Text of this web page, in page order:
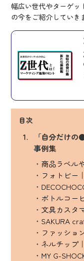
幅広い世代やターゲッ
の今をご紹介していき
目次
「自分だけ
事例集
商品ラベル
フォトビー
ボトルコー
文具カスタ
SAKURA
ファッショ
ネルチップ
MY G-